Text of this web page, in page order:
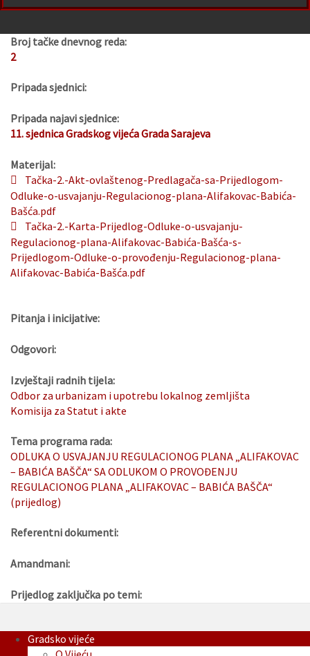
Broj tačke dnevnog reda:
2
Pripada sjednici:
Pripada najavi sjednice:
11. sjednica Gradskog vijeća Grada Sarajeva
Materijal:
Tačka-2.-Akt-ovlaštenog-Predlagača-sa-Prijedlogom-
Odluke-o-usvajanju-Regulacionog-plana-Alifakovac-Babića-
Bašća.pdf
Tačka-2.-Karta-Prijedlog-Odluke-o-usvajanju-
Regulacionog-plana-Alifakovac-Babića-Bašća-s-
Prijedlogom-Odluke-o-provođenju-Regulacionog-plana-
Alifakovac-Babića-Bašća.pdf
Pitanja i inicijative:
Odgovori:
Izvještaji radnih tijela:
Odbor za urbanizam i upotrebu lokalnog zemljišta
Komisija za Statut i akte
Tema programa rada:
ODLUKA O USVAJANJU REGULACIONOG PLANA „ALIFAKOVAC
– BABIĆA BAŠČA“ SA ODLUKOM O PROVOĐENJU
REGULACIONOG PLANA „ALIFAKOVAC – BABIĆA BAŠČA“
(prijedlog)
Referentni dokumenti:
Amandmani:
Prijedlog zaključka po temi:
Gradsko vijeće